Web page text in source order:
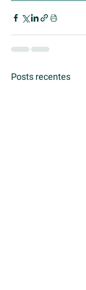
Posts recentes